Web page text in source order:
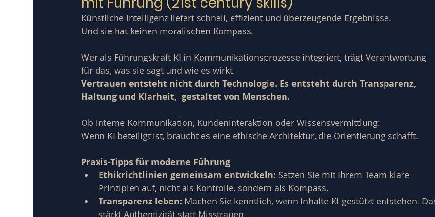
Künstliche Intelligenz liefert schnell, effizient und überzeugende Ergebnisse.
Und sie hat keinen moralischen Kompass.
Wer als Führungskraft KI in Kommunikationsprozesse integriert, trägt Verantwortung
für das, was sie sagt und wie es wirkt.
Vertrauen entsteht nicht durch Technologie. Es entsteht durch Transparenz,
Haltung und Klarheit,  gestaltet von Menschen.
Ob interne Kommunikation, Kundeninteraktion oder Wissensvermittlung:
Wenn KI beteiligt ist, braucht es eine ethische Architektur, die Orientierung schafft.
Praxis-Tipps für moderne Führung
Ethikrichtlinien gemeinsam entwickeln: Setzen Sie mit Ihrem Team klare
Prinzipien auf, nicht als Kontrolle, sondern als Kompass.
Transparenz leben: Machen Sie kenntlich, wenn Inhalte KI-gestützt entstehen.
stärkt Authentizität statt Misstrauen.